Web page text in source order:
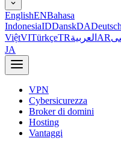
EnglishENBahasa
IndonesiaIDDanskDADeutsch
ViệtVITürkçeTRالعربية AR
JA
VPN
Cybersicurezza
Broker di domini
Hosting
Vantaggi